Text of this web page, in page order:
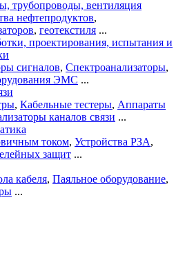
трубопроводы, вентиляция
нефтепродуктов,
, геотекстиля ...
проектирования, испытания и
сигналов, Спектроанализаторы,
ЭМС ...
, Кабельные тестеры, Аппараты
каналов связи ...
током, Устройства РЗА,
защит ...
кабеля, Паяльное оборудование,
...